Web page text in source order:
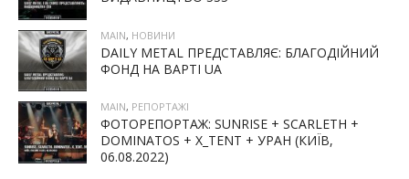
MAIN, НОВИНИ
DAILY METAL ПРЕДСТАВЛЯЄ: БЛАГОДІЙНИЙ
ФОНД НА ВАРТІ UA
MAIN, РЕПОРТАЖІ
ФОТОРЕПОРТАЖ: SUNRISE + SCARLETH +
DOMINATOS + X_TENT + УРАН (КИЇВ,
06.08.2022)